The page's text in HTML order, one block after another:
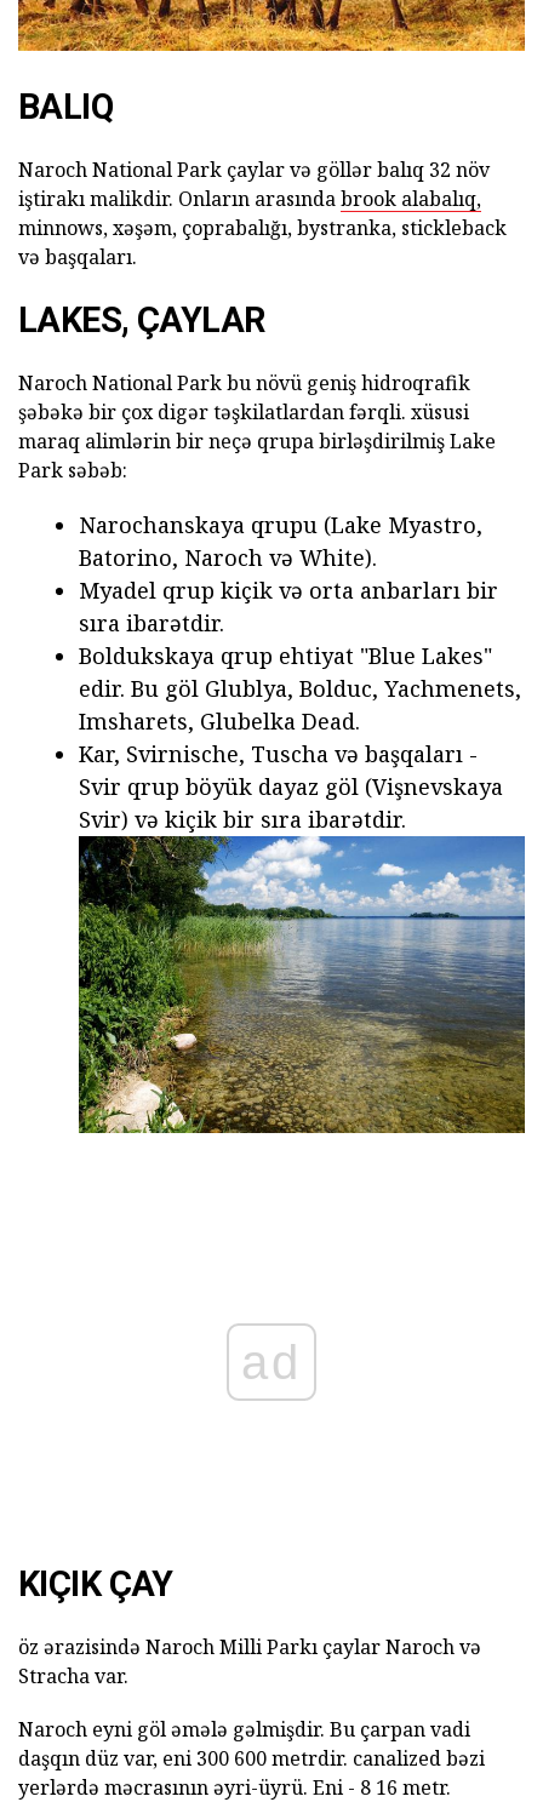
BALIQ
Naroch National Park çaylar və göllər balıq 32 növ
iştirakı malikdir. Onların arasındabrook alabalıq,
minnows, xəşəm, çoprabalığı, bystranka, stickleback
və başqaları.
LAKES, ÇAYLAR
Naroch National Park bu növü geniş hidroqrafik
şəbəkə bir çox digər təşkilatlardan fərqli. xüsusi
maraq alimlərin bir neçə qrupa birləşdirilmiş Lake
Park səbəb:
Narochanskaya qrupu (Lake Myastro,
Batorino, Naroch və White).
Myadel qrup kiçik və orta anbarları bir
sıra ibarətdir.
Boldukskaya qrup ehtiyat "Blue Lakes"
edir. Bu göl Glublya, Bolduc, Yachmenets,
Imsharets, Glubelka Dead.
Kar, Svirnische, Tuscha və başqaları -
Svir qrup böyük dayaz göl (Vişnevskaya
Svir) və kiçik bir sıra ibarətdir.
ad
KIÇIK ÇAY
öz ərazisində Naroch Milli Parkı çaylar Naroch və
Stracha var.
Naroch eyni göl əmələ gəlmişdir. Bu çarpan vadi
daşqın düz var, eni 300 600 metrdir. canalized bəzi
yerlərdə məcrasının əyri-üyrü. Eni - 8 16 metr.